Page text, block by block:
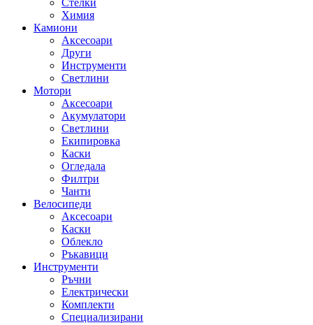
Стелки
Химия
Камиони
Аксесоари
Други
Инструменти
Светлини
Мотори
Аксесоари
Акумулатори
Светлини
Екипировка
Каски
Огледала
Филтри
Чанти
Велосипеди
Аксесоари
Каски
Облекло
Ръкавици
Инструменти
Ръчни
Електрически
Комплекти
Специализирани